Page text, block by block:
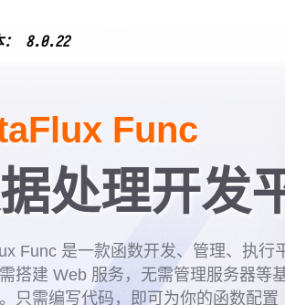
： 8.0.22
Func
处理开发
Func 是一款函数开发、管理、执行
搭建 Web 服务，无需管理服务器等
只需编写代码，即可为你的函数配置